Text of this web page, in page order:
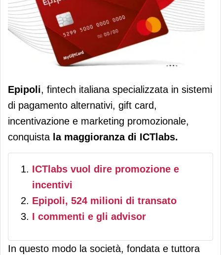
Epipoli acquista l’italiana ICTlabs. In
arrivo nuove soluzioni per il largo
consumo
Epipoli, fintech italiana specializzata in sistemi
di pagamento alternativi, gift card,
incentivazione e marketing promozionale,
conquista la maggioranza di ICTlabs.
ICTlabs vuol dire promozione e
incentivi
Epipoli, 524 milioni di transato
I commenti e gli advisor
In questo modo la società, fondata e tuttora